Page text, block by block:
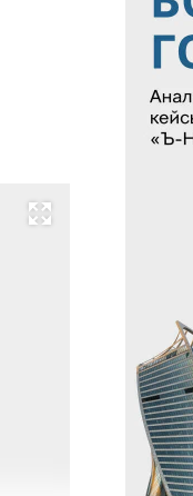
Развернуть на весь экран
Жданов,
Коммерсантъ